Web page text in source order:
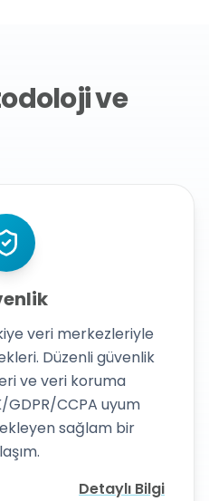
ve
veri merkezleriyle
Düzenli güvenlik
ve veri koruma
CCPA uyum
sağlam bir
Detaylı Bilgi